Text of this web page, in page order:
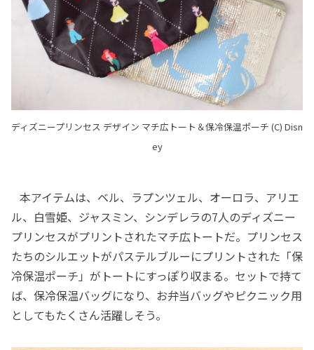
ディズニープリンセス デザイン マチ広トート＆保冷保温ポーチ (C) Disn
ey
本アイテムは、ベル、ラプンツェル、オーロラ、アリエ
ル、白雪姫、ジャスミン、シンデレラの7人のディズニー
プリンセスがプリントされたマチ広トートだ。プリンセス
たちのシルエットがパステルブルーにプリントされた「保
冷保温ポーチ」がトートにすっぽり収まる。セットで持て
ば、保冷保温バッグになり、お弁当バッグやピクニック用
としてもたくさん活躍しそう。